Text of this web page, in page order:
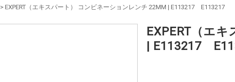
> EXPERT（エキスパート） コンビネーションレンチ 22MM | E113217 E113217
EXPERT（エ
| E113217